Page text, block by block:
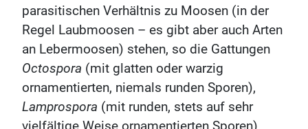
parasitischen Verhältnis zu Moosen (in der
Regel Laubmoosen – es gibt aber auch Arten
an Lebermoosen) stehen, so die Gattungen
Octospora (mit glatten oder warzig
ornamentierten, niemals runden Sporen),
Lamprospora (mit runden, stets auf sehr